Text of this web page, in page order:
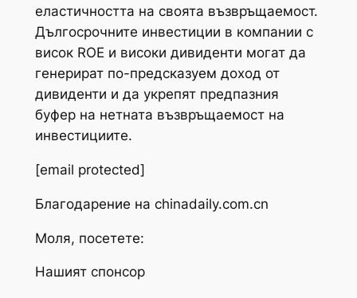
еластичността на своята възвръщаемост.
Дългосрочните инвестиции в компании с
висок ROE и високи дивиденти могат да
генерират по-предсказуем доход от
дивиденти и да укрепят предпазния
буфер на нетната възвръщаемост на
инвестициите.
[email protected]
Благодарение на chinadaily.com.cn
Моля, посетете:
Нашият спонсор